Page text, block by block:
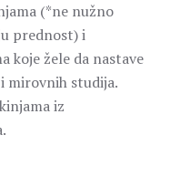
(*ne nužno
prednost) i
koje žele da nastave
mirovnih studija.
iz